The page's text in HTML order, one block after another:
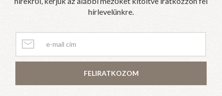
hírlevelünkre.
FELIRATKOZOM